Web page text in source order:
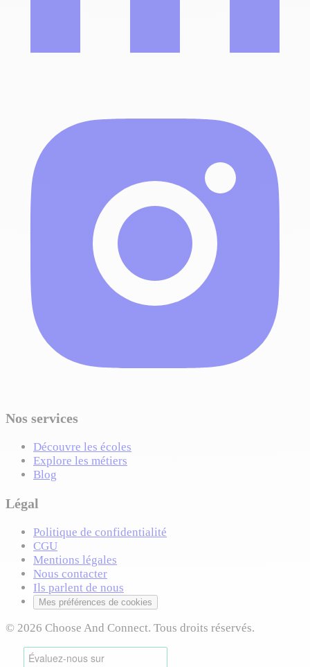
Nos services
Découvre les écoles
Explore les métiers
Blog
Légal
Politique de confidentialité
CGU
Mentions légales
Nous contacter
Ils parlent de nous
Mes préférences de cookies
© 2026 Choose And Connect. Tous droits réservés.